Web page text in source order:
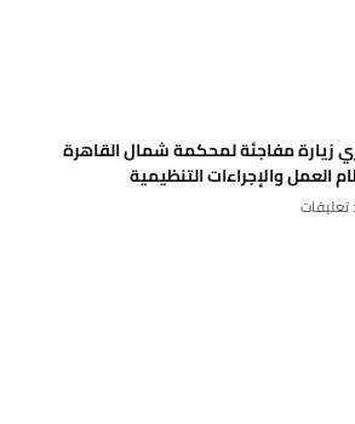
زيارة مفاجئة لمحكمة شمال القاهرة
العمل والإجراءات التنظيمية
تعليقات